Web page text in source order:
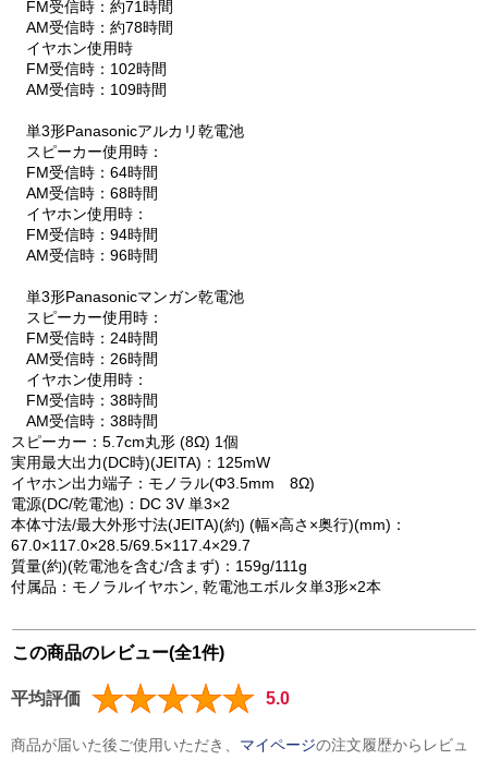
FM受信時：約71時間
AM受信時：約78時間
イヤホン使用時
FM受信時：102時間
AM受信時：109時間
単3形Panasonicアルカリ乾電池
スピーカー使用時：
FM受信時：64時間
AM受信時：68時間
イヤホン使用時：
FM受信時：94時間
AM受信時：96時間
単3形Panasonicマンガン乾電池
スピーカー使用時：
FM受信時：24時間
AM受信時：26時間
イヤホン使用時：
FM受信時：38時間
AM受信時：38時間
スピーカー：5.7cm丸形 (8Ω) 1個
実用最大出力(DC時)(JEITA)：125mW
イヤホン出力端子：モノラル(Φ3.5mm 8Ω)
電源(DC/乾電池)：DC 3V 単3×2
本体寸法/最大外形寸法(JEITA)(約) (幅×高さ×奥行)(mm)：
67.0×117.0×28.5/69.5×117.4×29.7
質量(約)(乾電池を含む/含まず)：159g/111g
付属品：モノラルイヤホン, 乾電池エボルタ単3形×2本
この商品のレビュー(全1件)
平均評価 5.0
商品が届いた後ご使用いただき、 マイページの注文履歴からレビュ